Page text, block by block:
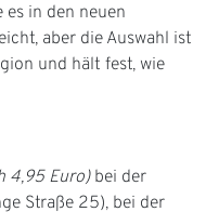
in den neuen
aber die Auswahl ist
und hält fest, wie
4,95 Euro)bei der
Straße 25), bei der